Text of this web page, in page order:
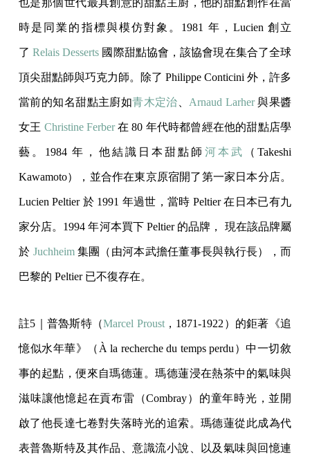
也是那個世代最具創意的甜點主廚，他的甜點創作在當
時是同業的指標與模仿對象。1981 年，Lucien 創立
了Relais Desserts 國際甜點協會，該協會現在集合了全球
頂尖甜點師與巧克力師。除了 Philippe Conticini 外，許多
當前的知名甜點主廚如青木定治 Arnaud Larher與果醬
女王 Christine Ferber在 80 年代時都曾經在他的甜點店學
藝。1984 年，他結識日本甜點師 河本武 （Takeshi
Kawamoto），並合作在東京原宿開了第一家日本分店。
Lucien Peltier 於 1991 年過世，當時 Peltier 在日本已有九
家分店。1994 年河本買下 Peltier 的品牌， 現在該品牌屬
於 Juchheim集團（由河本武擔任董事長與執行長），而
巴黎的 Peltier 已不復存在。
註5｜普魯斯特（Marcel Proust，1871-1922）的鉅著《追
憶似水年華》（À la recherche du temps perdu）中一切敘
事的起點，便來自瑪德蓮。瑪德蓮浸在熱茶中的氣味與
滋味讓他憶起在貢布雷（Combray）的童年時光，並開
啟了他長達七卷對失落時光的追索。瑪德蓮從此成為代
表普魯斯特及其作品、意識流小說、以及氣味與回憶連